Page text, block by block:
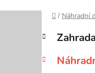
Domů
/ Náhradní
P
s
Přeskočit
kategorie
K
a
e